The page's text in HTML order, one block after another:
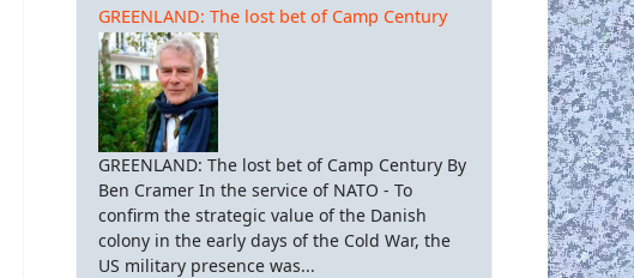
GREENLAND: The lost bet of Camp Century
GREENLAND: The lost bet of Camp Century By
Ben Cramer In the service of NATO - To
confirm the strategic value of the Danish
colony in the early days of the Cold War, the
US military presence was...